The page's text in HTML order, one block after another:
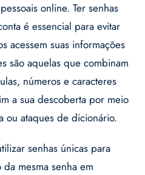
online. Ter senhas
é essencial para evitar
acessem suas informações
são aquelas que combinam
números e caracteres
a sua descoberta por meio
ou ataques de dicionário.
senhas únicas para
mesma senha em